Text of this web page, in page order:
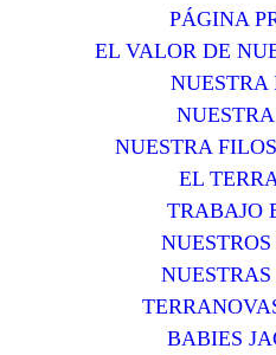
PÁGINA
EL VALOR DE
NUESTRA
EL
TRABAJO
BABIES